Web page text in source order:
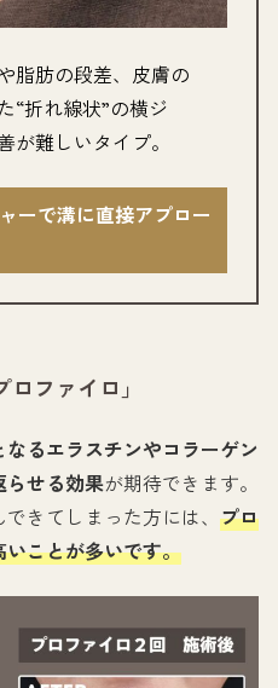
脂肪の段差、皮膚の
“折れ線状”の横ジ
が難しいタイプ。
ーで溝に直接アプロー
ファイロ」
るエラスチンやコラーゲン
らせる効果が期待できます。
きてしまった方には、 プロ
ことが多いです。